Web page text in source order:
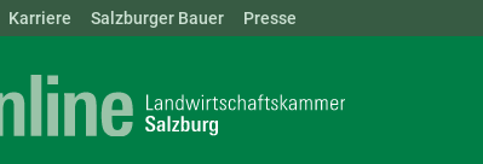
ÖSTERREICH BGLD KTN
Karriere Salzburger Bauer Presse